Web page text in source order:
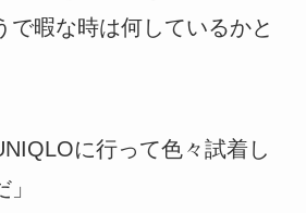
で暇な時は何しているかと
に行って色々試着し